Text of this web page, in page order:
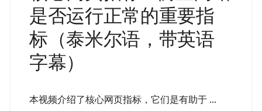
是否运行正常的重要指
标（泰米尔语，带英语
字幕）
本视频介绍了核心网页指标，它们是有助于 ...